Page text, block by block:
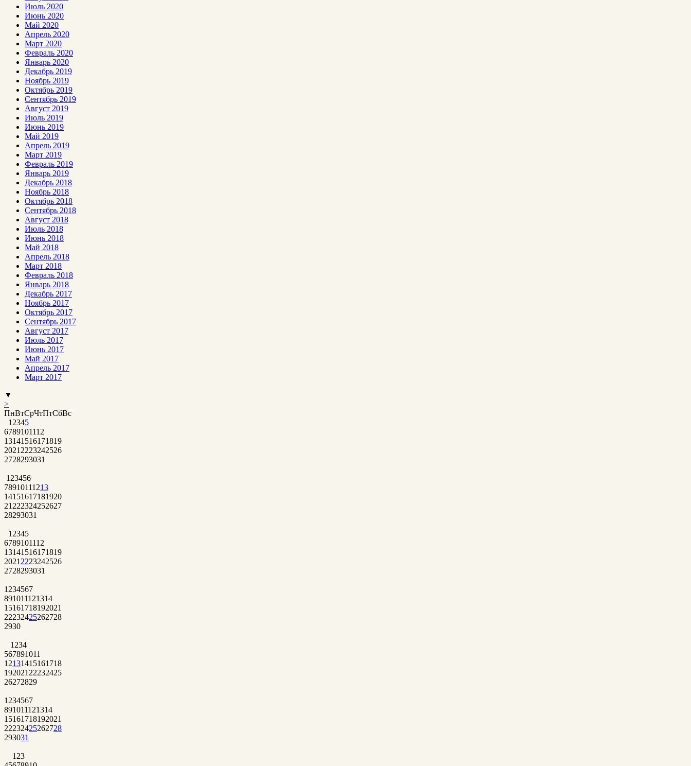
Июль 2020
Июнь 2020
Май 2020
Апрель 2020
Март 2020
Февраль 2020
Январь 2020
Декабрь 2019
Ноябрь 2019
Октябрь 2019
Сентябрь 2019
Август 2019
Июль 2019
Июнь 2019
Май 2019
Апрель 2019
Март 2019
Февраль 2019
Январь 2019
Декабрь 2018
Ноябрь 2018
Октябрь 2018
Сентябрь 2018
Август 2018
Июль 2018
Июнь 2018
Май 2018
Апрель 2018
Март 2018
Февраль 2018
Январь 2018
Декабрь 2017
Ноябрь 2017
Октябрь 2017
Сентябрь 2017
Август 2017
Июль 2017
Июнь 2017
Май 2017
Апрель 2017
Март 2017
▼
>
ПнВтСрЧтПтСбВс
1 2345
6789101112
13141516171819
2021 2223242526
2728293031
1 23456
78910111213
14151617181920
21 222324252627
28293031
1 2345
6789101112
13141516171819
2021 2223242526
2728293031
1 234567
891011121314
15161718192021
22232425262728
2930
1 234
567891011
12131415161718
192021 22232425
26272829
1 234567
891011121314
15161718192021
22232425262728
293031
1 23